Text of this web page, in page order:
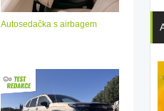
Autosedačka s airbagem